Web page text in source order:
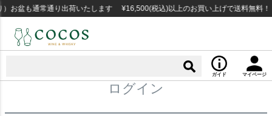
お盆も通常通り出荷いたします ¥16,500(税込)以上のお買い上げで送料無料！
ガイド マイページ
ログイン